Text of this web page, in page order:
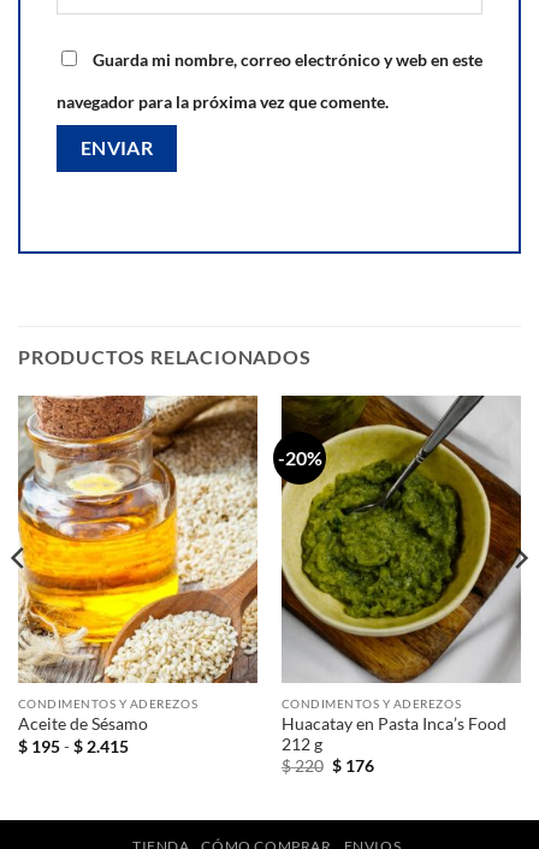
Guarda mi nombre, correo electrónico y web en este
navegador para la próxima vez que comente.
PRODUCTOS RELACIONADOS
CONDIMENTOS Y ADEREZOS
Aceite de Sésamo
$195 - $2.415Rango
hasta
$ 2.415
-20%
CONDIMENTOS Y ADEREZOS
Huacatay en Pasta Inca’s Food
212 g
$220 El
$176El